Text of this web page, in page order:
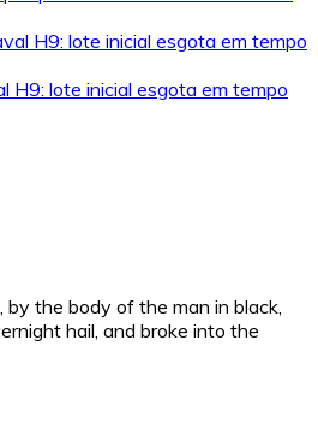
H9: lote inicial esgota em tempo
the body of the man in black,
hail, and broke into the